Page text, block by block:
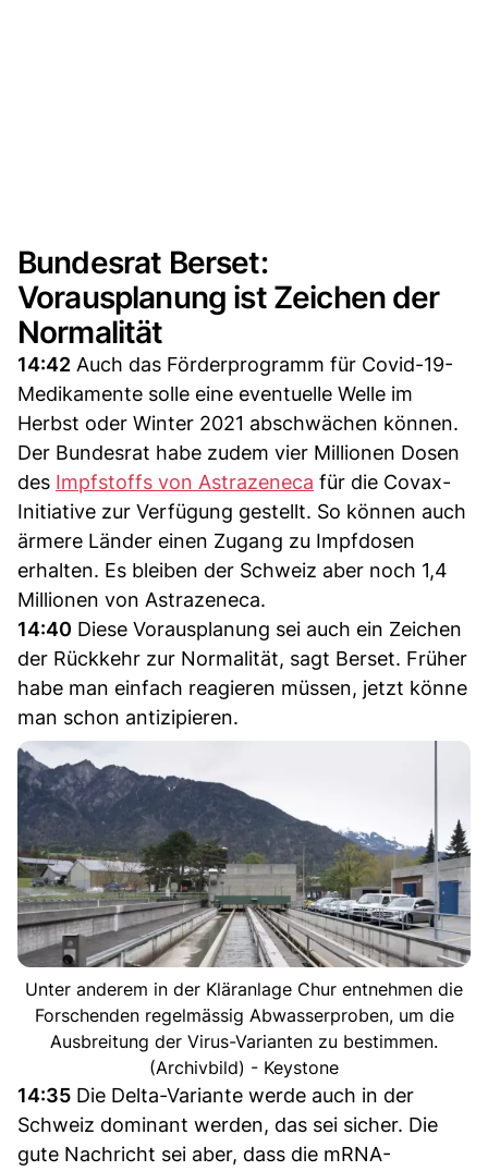
Bundesrat Berset:
Vorausplanung ist Zeichen der
Normalität
14:42 Auch das Förderprogramm für Covid-19-
Medikamente solle eine eventuelle Welle im
Herbst oder Winter 2021 abschwächen können.
Der Bundesrat habe zudem vier Millionen Dosen
des Impfstoffs von Astrazeneca für die Covax-
Initiative zur Verfügung gestellt. So können auch
ärmere Länder einen Zugang zu Impfdosen
erhalten. Es bleiben der Schweiz aber noch 1,4
Millionen von Astrazeneca.
14:40 Diese Vorausplanung sei auch ein Zeichen
der Rückkehr zur Normalität, sagt Berset. Früher
habe man einfach reagieren müssen, jetzt könne
man schon antizipieren.
Unter anderem in der Kläranlage Chur entnehmen die
Forschenden regelmässig Abwasserproben, um die
Ausbreitung der Virus-Varianten zu bestimmen.
(Archivbild) - Keystone
14:35 Die Delta-Variante werde auch in der
Schweiz dominant werden, das sei sicher. Die
gute Nachricht sei aber, dass die mRNA-